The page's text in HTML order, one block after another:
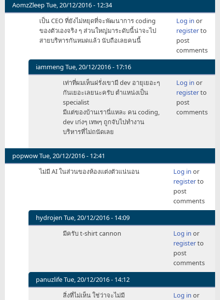
AomzZleepTue, 20/12/2016 - 12:34
เป็น CEO ที่ยังไม่หยุดที่จะพัฒนาการ coding
ของตัวเองจริง ๆ ส่วนใหญ่มาระดับนี้น่าจะไป
สายบริหารกันหมดแล้ว นับถือเลยคนนี้
Log in or
registerto
post
comments
iammeng Tue, 20/12/2016 - 17:16
In
AomzZleep
เท่าที่ผมเห็นฝรั่งเขามี dev อายุเยอะๆ
กันเยอะเลยนะครับ ตำแหน่งเป็น
specialist
มีแต่ของบ้านเรานี่แหละ คน coding,
dev เก่งๆ เทพๆ ถูกจับไปทำงาน
บริหารที่ไม่ถนัดเลย
Log in or
registerto
post
comments
popwowTue, 20/12/2016 - 12:41
ไม่มี AI ในส่วนของห้องแต่งตัวแน่นอน
Log in or
registerto
post
comments
hydrojen Tue, 20/12/2016 - 14:09
In
by
popwow
มีครับ t-shirt cannon Log in or
registerto
post
comments
panuzlifeTue, 20/12/2016 - 14:12
In
สิ่งที่ไม่เห็น ใช่ว่าจะไม่มี Log in or